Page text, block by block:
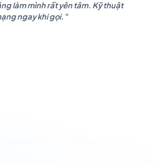
làm mình rất yên tâm. Kỹ thuật
ngay khi gọi."